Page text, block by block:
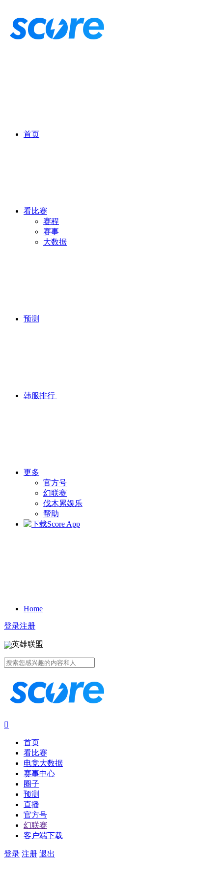
首页
看比赛
赛程
赛事
大数据
预测
韩服排行
更多
官方号
幻联赛
伐木累娱乐
帮助
Home
登录注册
英雄联盟

首页
看比赛
电竞大数据
赛事中心
圈子
预测
直播
官方号
幻联赛
客户端下载
登录 注册 退出